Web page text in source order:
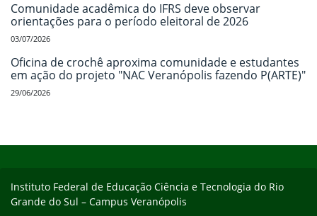
Comunidade acadêmica do IFRS deve observar
orientações para o período eleitoral de 2026
03/07/2026
Oficina de crochê aproxima comunidade e estudantes
em ação do projeto "NAC Veranópolis fazendo P(ARTE)"
29/06/2026
Instituto Federal de Educação Ciência e Tecnologia do Rio
Grande do Sul – Campus Veranópolis